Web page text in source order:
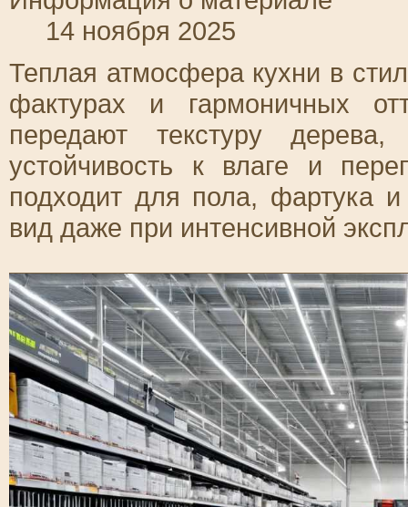
14 ноября 2025
Теплая атмосфера кухни в
фактурах и гармоничных
передают текстуру
устойчивость к влаге и
подходит для пола, фартука
вид даже при интенсивной